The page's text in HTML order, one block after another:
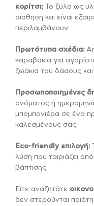
κορίτσι; Το ξύλο ως
αίσθηση και είναι
περιλαμβάνουν:
Πρωτότυπα σχέδια:
καραβάκια για
ζωάκια του δάσους και
Προσωποποιημένες
ονόματος ή
μπομπονιέρα σε ένα
καλεσμένους σας.
Eco-friendly επιλογή:
λύση που ταιριάζει
βάπτισης.
Είτε αναζητάτε
δεν στερούνται